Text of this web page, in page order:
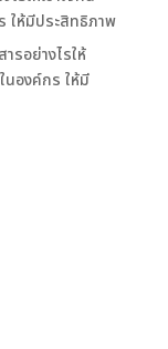
ให้มีประสิทธิภาพ
ารอย่างไรให้
นองค์กร ให้มี